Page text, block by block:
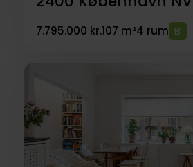
7.795.000 kr.107 m²4 rum